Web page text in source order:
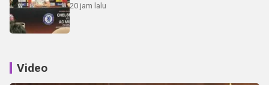
20 jam lalu
Video